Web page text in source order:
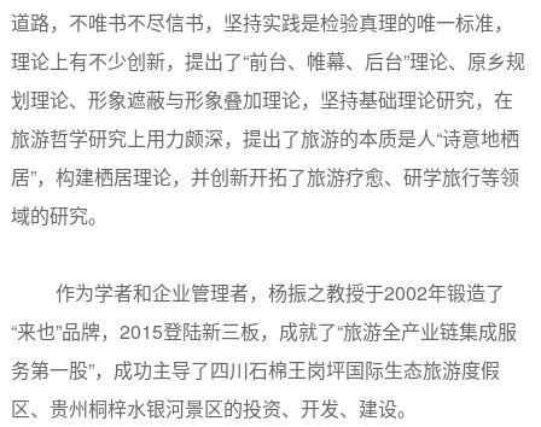
道路，不唯书不尽信书，坚持实践是检验真理的唯一标准，
理论上有不少创新，提出了“前台、帷幕、后台”理论、原乡规
划理论、形象遮蔽与形象叠加理论，坚持基础理论研究，在
旅游哲学研究上用力颇深，提出了旅游的本质是人“诗意地栖
居”，构建栖居理论，并创新开拓了旅游疗愈、研学旅行等领
域的研究。
作为学者和企业管理者，杨振之教授于2002年锻造了
“来也”品牌，2015登陆新三板，成就了“旅游全产业链集成服
务第一股”，成功主导了四川石棉王岗坪国际生态旅游度假
区、贵州桐梓水银河景区的投资、开发、建设。